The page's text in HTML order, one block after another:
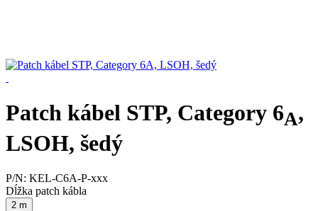
Patch kábel STP, Category 6A,
LSOH, šedý
P/N: KEL-C6A-P-xxx
Dĺžka patch kábla
2 m